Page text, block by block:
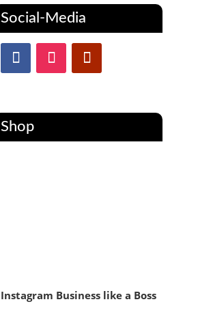
Social-Media
Shop
Instagram Business like a Boss